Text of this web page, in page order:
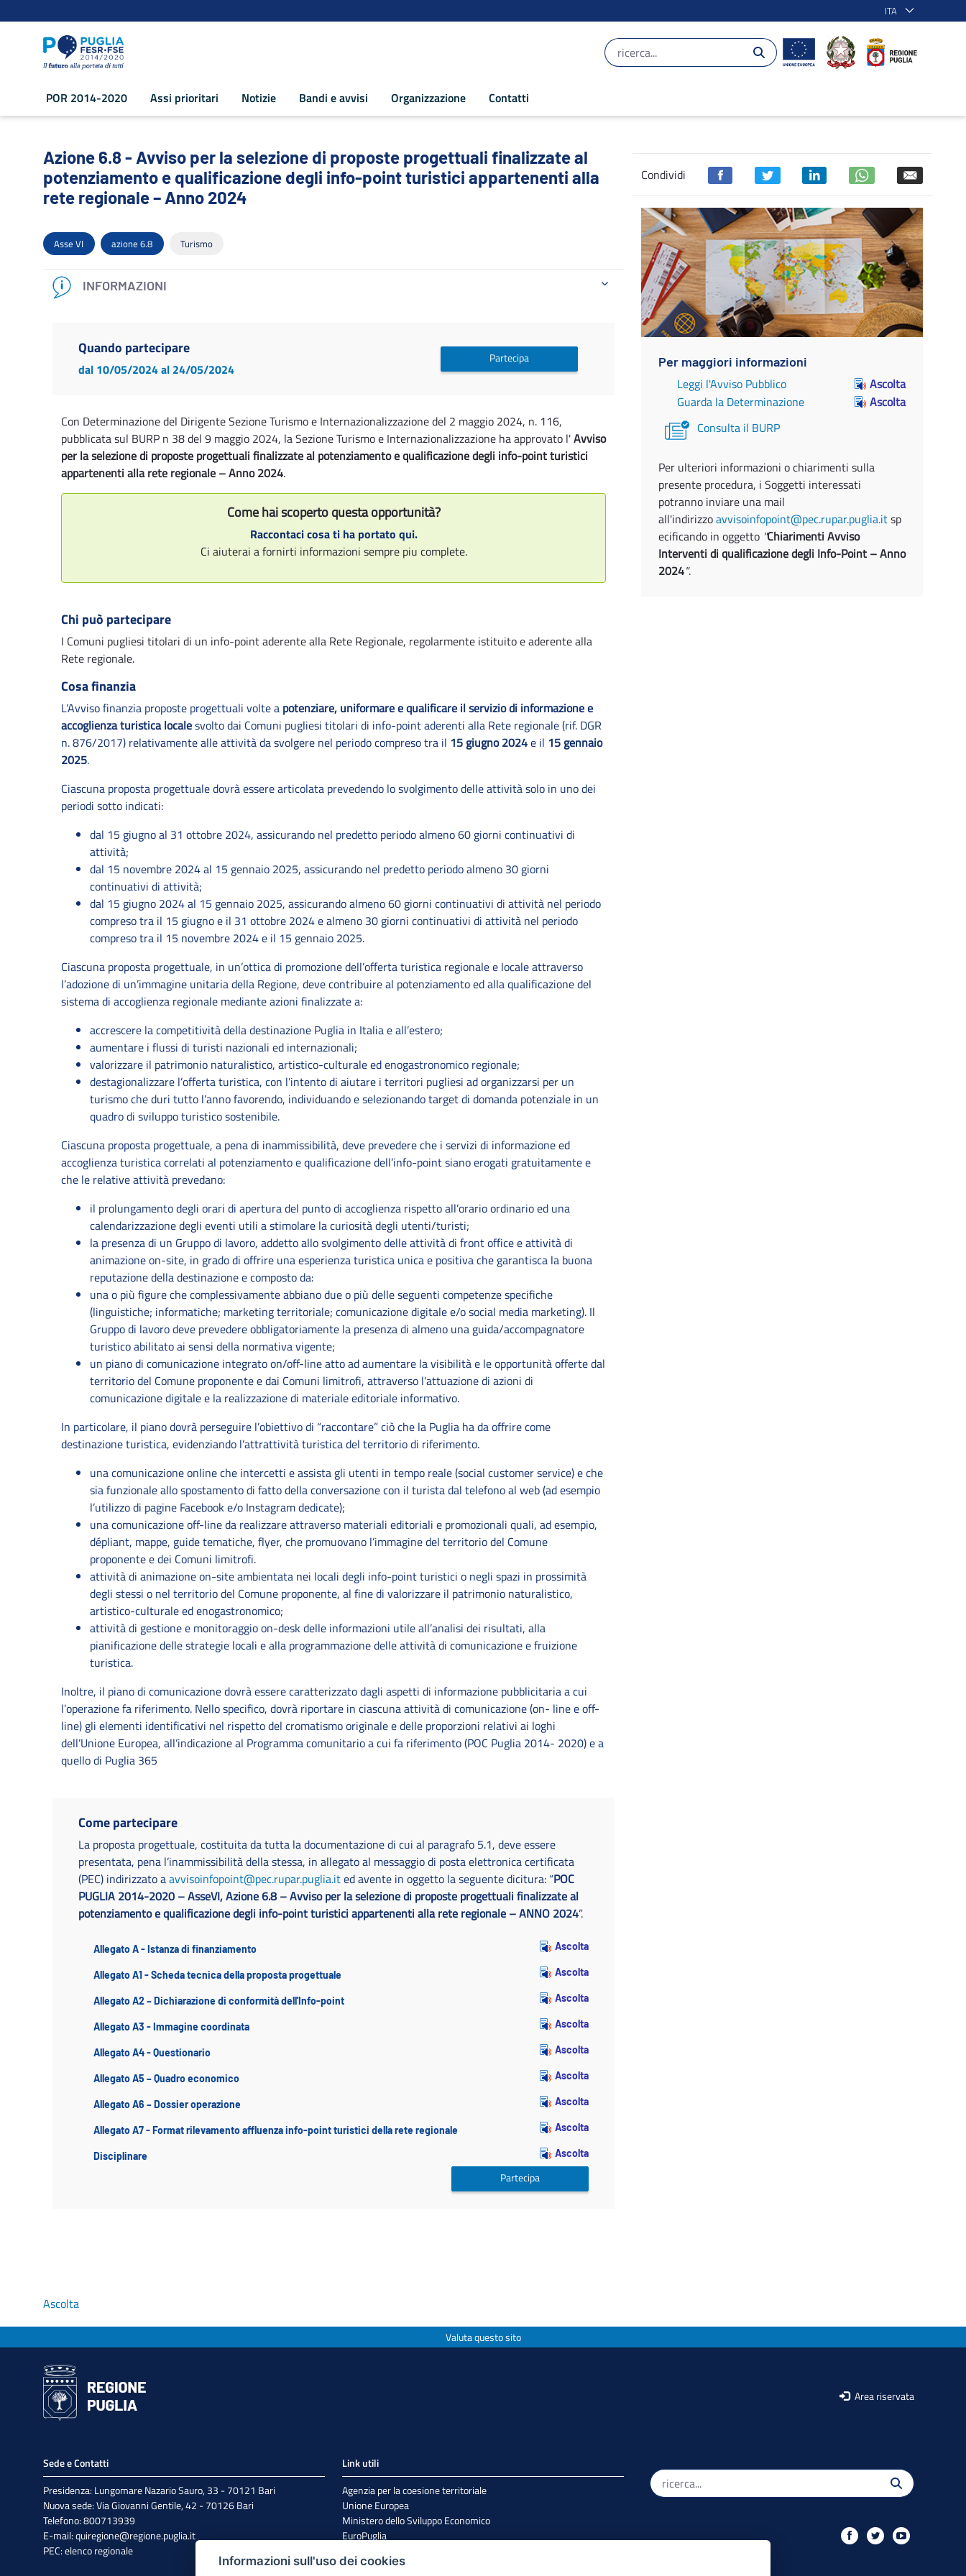
ITA
POR 2014-2020 Assi prioritari Notizie Bandi e avvisi Organizzazione Contatti
Azione 6.8 - Avviso per la selezione di proposte progettuali finalizzate al potenziamento e qualificazione degli info-
Azione 6.8 - Avviso per la selezione di proposte progettuali finalizzate al
potenziamento e qualificazione degli info-point turistici appartenenti alla
rete regionale – Anno 2024
Asse VI azione 6.8 Turismo
INFORMAZIONI
Quando partecipare
dal 10/05/2024al 24/05/2024
Partecipa
Con Determinazione del Dirigente Sezione Turismo e Internazionalizzazione del 2 maggio 2024, n. 116,
pubblicata sul BURP n 38 del 9 maggio 2024, la Sezione Turismo e Internazionalizzazione ha approvato l'Avviso
per la selezione di proposte progettuali finalizzate al potenziamento e qualificazione degli info-point turistici
appartenenti alla rete regionale – Anno 2024.
Come hai scoperto questa opportunità?
Raccontaci cosa ti ha portato qui.
Ci aiuterai a fornirti informazioni sempre piu complete.
Chi può partecipare
I Comuni pugliesi titolari di un info-point aderente alla Rete Regionale, regolarmente istituito e aderente alla
Rete regionale.
Cosa finanzia
L’Avviso finanzia proposte progettuali volte a potenziare, uniformare e qualificare il servizio di informazione e
accoglienza turistica localesvolto dai Comuni pugliesi titolari di info-point aderenti alla Rete regionale (rif. DGR
n. 876/2017) relativamente alle attività da svolgere nel periodo compreso tra il 15 giugno 2024e il 15 gennaio
2025.
Ciascuna proposta progettuale dovrà essere articolata prevedendo lo svolgimento delle attività solo in uno dei
periodi sotto indicati:
dal 15 giugno al 31 ottobre 2024, assicurando nel predetto periodo almeno 60 giorni continuativi di
attività;
dal 15 novembre 2024 al 15 gennaio 2025, assicurando nel predetto periodo almeno 30 giorni
continuativi di attività;
dal 15 giugno 2024 al 15 gennaio 2025, assicurando almeno 60 giorni continuativi di attività nel periodo
compreso tra il 15 giugno e il 31 ottobre 2024 e almeno 30 giorni continuativi di attività nel periodo
compreso tra il 15 novembre 2024 e il 15 gennaio 2025.
Ciascuna proposta progettuale, in un’ottica di promozione dell’offerta turistica regionale e locale attraverso
l’adozione di un’immagine unitaria della Regione, deve contribuire al potenziamento ed alla qualificazione del
sistema di accoglienza regionale mediante azioni finalizzate a:
accrescere la competitività della destinazione Puglia in Italia e all’estero;
aumentare i flussi di turisti nazionali ed internazionali;
valorizzare il patrimonio naturalistico, artistico-culturale ed enogastronomico regionale;
destagionalizzare l’offerta turistica, con l’intento di aiutare i territori pugliesi ad organizzarsi per un
turismo che duri tutto l’anno favorendo, individuando e selezionando target di domanda potenziale in un
quadro di sviluppo turistico sostenibile.
Ciascuna proposta progettuale, a pena di inammissibilità, deve prevedere che i servizi di informazione ed
accoglienza turistica correlati al potenziamento e qualificazione dell’info-point siano erogati gratuitamente e
che le relative attività prevedano:
il prolungamento degli orari di apertura del punto di accoglienza rispetto all’orario ordinario ed una
calendarizzazione degli eventi utili a stimolare la curiosità degli utenti/turisti;
la presenza di un Gruppo di lavoro, addetto allo svolgimento delle attività di front office e attività di
animazione on-site, in grado di offrire una esperienza turistica unica e positiva che garantisca la buona
reputazione della destinazione e composto da:
una o più figure che complessivamente abbiano due o più delle seguenti competenze specifiche
(linguistiche; informatiche; marketing territoriale; comunicazione digitale e/o social media marketing). Il
Gruppo di lavoro deve prevedere obbligatoriamente la presenza di almeno una guida/accompagnatore
turistico abilitato ai sensi della normativa vigente;
un piano di comunicazione integrato on/off-line atto ad aumentare la visibilità e le opportunità offerte dal
territorio del Comune proponente e dai Comuni limitrofi, attraverso l’attuazione di azioni di
comunicazione digitale e la realizzazione di materiale editoriale informativo.
In particolare, il piano dovrà perseguire l’obiettivo di “raccontare” ciò che la Puglia ha da offrire come
destinazione turistica, evidenziando l’attrattività turistica del territorio di riferimento.
una comunicazione online che intercetti e assista gli utenti in tempo reale (social customer service) e che
sia funzionale allo spostamento di fatto della conversazione con il turista dal telefono al web (ad esempio
l’utilizzo di pagine Facebook e/o Instagram dedicate);
una comunicazione off-line da realizzare attraverso materiali editoriali e promozionali quali, ad esempio,
dépliant, mappe, guide tematiche, flyer, che promuovano l’immagine del territorio del Comune
proponente e dei Comuni limitrofi.
attività di animazione on-site ambientata nei locali degli info-point turistici o negli spazi in prossimità
degli stessi o nel territorio del Comune proponente, al fine di valorizzare il patrimonio naturalistico,
artistico-culturale ed enogastronomico;
attività di gestione e monitoraggio on-desk delle informazioni utile all’analisi dei risultati, alla
pianificazione delle strategie locali e alla programmazione delle attività di comunicazione e fruizione
turistica.
Inoltre, il piano di comunicazione dovrà essere caratterizzato dagli aspetti di informazione pubblicitaria a cui
l’operazione fa riferimento. Nello specifico, dovrà riportare in ciascuna attività di comunicazione (on- line e off-
line) gli elementi identificativi nel rispetto del cromatismo originale e delle proporzioni relativi ai loghi
dell’Unione Europea, all’indicazione al Programma comunitario a cui fa riferimento (POC Puglia 2014- 2020) e a
quello di Puglia 365
Come partecipare
La proposta progettuale, costituita da tutta la documentazione di cui al paragrafo 5.1, deve essere
presentata, pena l’inammissibilità della stessa, in allegato al messaggio di posta elettronica certificata
(PEC) indirizzato aavvisoinfopoint@pec.rupar.puglia.ited avente in oggetto la seguente dicitura: “POC
PUGLIA 2014-2020 – AsseVI, Azione 6.8 – Avviso per la selezione di proposte progettuali finalizzate al
potenziamento e qualificazione degli info-point turistici appartenenti alla rete regionale – ANNO 2024”.
Allegato A - Istanza di finanziamento Ascolta
Allegato A1 - Scheda tecnica della proposta progettuale Ascolta
Allegato A2 – Dichiarazione di conformità dell'Info-point Ascolta
Allegato A3 - Immagine coordinata Ascolta
Allegato A4 - Questionario Ascolta
Allegato A5 – Quadro economico Ascolta
Allegato A6 – Dossier operazione Ascolta
Allegato A7 - Format rilevamento affluenza info-point turistici della rete regionale Ascolta
Disciplinare Ascolta
Partecipa
Condividi
Per maggiori informazioni
Leggi l'Avviso Pubblico
Ascolta
Guarda la Determinazione
Ascolta
Consulta il BURP
Per ulteriori informazioni o chiarimenti sulla
presente procedura, i Soggetti interessati
potranno inviare una mail
all'indirizzoavvisoinfopoint@pec.rupar.puglia.itsp
ecificando in oggetto "Chiarimenti Avviso
Interventi di qualificazione degli Info-Point – Anno
2024".
Ascolta
Valuta questo sito
Area riservata
Sede e Contatti
Presidenza: Lungomare Nazario Sauro, 33 - 70121 Bari
Nuova sede: Via Giovanni Gentile, 42 - 70126 Bari
Telefono: 800713939
E-mail:quiregione@regione.puglia.it
PEC:elenco regionale
Link utili
Agenzia per la coesione territoriale
Unione Europea
Ministero dello Sviluppo Economico
EuroPuglia
Sistema Puglia
Informazioni sull'uso dei cookies